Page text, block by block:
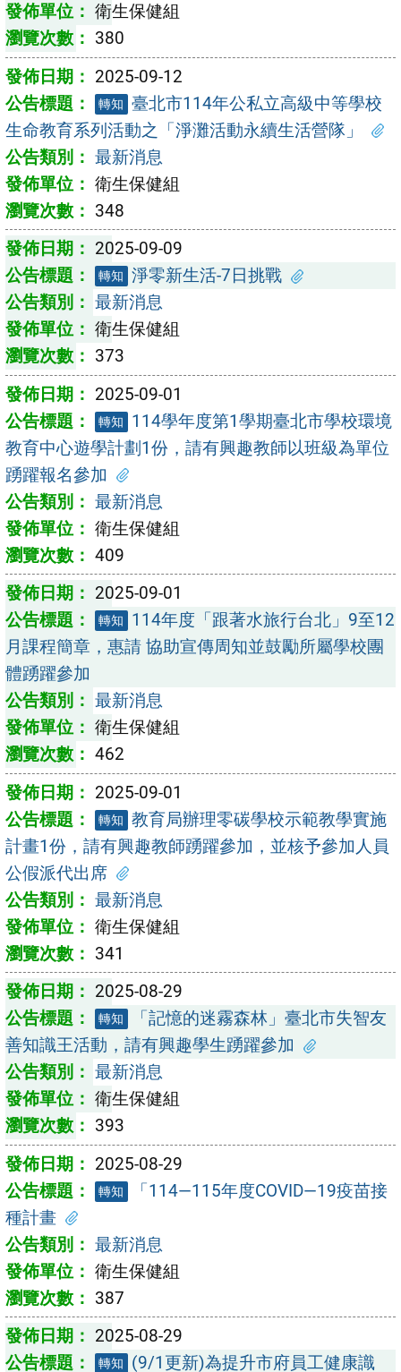
衛生保健組
380
2025-09-12
轉知 臺北市114年公私立高級中等學校
生命教育系列活動之「淨灘活動永續生活營隊」
最新消息
衛生保健組
348
2025-09-09
轉知 淨零新生活-7日挑戰
最新消息
衛生保健組
373
2025-09-01
轉知
114學年度第1學期臺北市學校環境
教育中心遊學計劃1份，請有興趣教師以班級為單位
踴躍報名參加
最新消息
衛生保健組
409
2025-09-01
轉知
114年度「跟著水旅行台北」9至12
月課程簡章，惠請 協助宣傳周知並鼓勵所屬學校團
體踴躍參加
最新消息
衛生保健組
462
2025-09-01
轉知 教育局辦理零碳學校示範教學實施
計畫1份，請有興趣教師踴躍參加，並核予參加人員
公假派代出席
最新消息
衛生保健組
341
2025-08-29
轉知
「記憶的迷霧森林」臺北市失智友
善知識王活動，請有興趣學生踴躍參加
最新消息
衛生保健組
393
2025-08-29
轉知
「114—115年度COVID—19疫苗接
種計畫
最新消息
衛生保健組
387
2025-08-29
轉知 (9/1更新)為提升市府員工健康識